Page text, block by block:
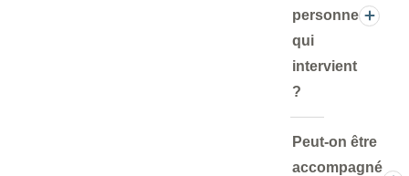
personne
qui
intervient
?
Peut-on être
accompagné